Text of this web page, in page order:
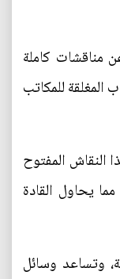
مناقشات كاملة
المغلقة للمكاتب
النقاش المفتوح
يحاول القادة
وتساعد وسائل